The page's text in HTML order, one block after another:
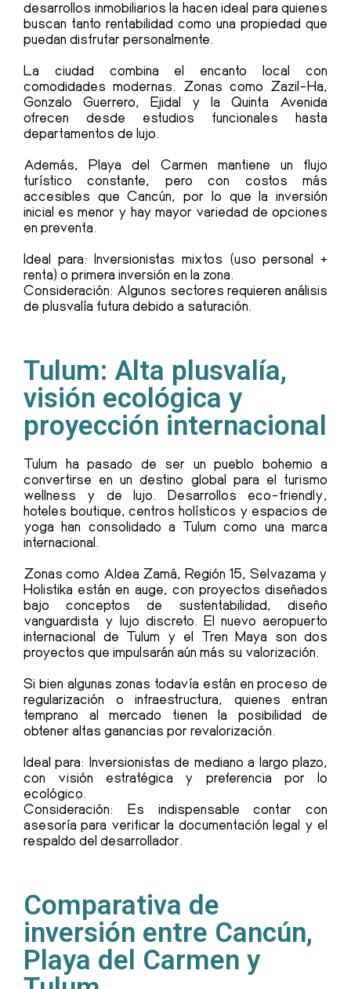
desarrollos inmobiliarios la hacen ideal para quienes
buscan tanto rentabilidad como una propiedad que
puedan disfrutar personalmente.
La ciudad combina el encanto local con
comodidades modernas. Zonas como Zazil-Ha,
Gonzalo Guerrero, Ejidal y la Quinta Avenida
ofrecen desde estudios funcionales hasta
departamentos de lujo.
Además, Playa del Carmen mantiene un flujo
turístico constante, pero con costos más
accesibles que Cancún, por lo que la inversión
inicial es menor y hay mayor variedad de opciones
en preventa.
Ideal para: Inversionistas mixtos (uso personal +
renta) o primera inversión en la zona.
Consideración: Algunos sectores requieren análisis
de plusvalía futura debido a saturación.
Tulum: Alta plusvalía,
visión ecológica y
proyección internacional
Tulum ha pasado de ser un pueblo bohemio a
convertirse en un destino global para el turismo
wellness y de lujo. Desarrollos eco-friendly,
hoteles boutique, centros holísticos y espacios de
yoga han consolidado a Tulum como una marca
internacional.
Zonas como Aldea Zamá, Región 15, Selvazama y
Holistika están en auge, con proyectos diseñados
bajo conceptos de sustentabilidad, diseño
vanguardista y lujo discreto. El nuevo aeropuerto
internacional de Tulum y el Tren Maya son dos
proyectos que impulsarán aún más su valorización.
Si bien algunas zonas todavía están en proceso de
regularización o infraestructura, quienes entran
temprano al mercado tienen la posibilidad de
obtener altas ganancias por revalorización.
Ideal para: Inversionistas de mediano a largo plazo,
con visión estratégica y preferencia por lo
ecológico.
Consideración: Es indispensable contar con
asesoría para verificar la documentación legal y el
respaldo del desarrollador.
Comparativa de
inversión entre Cancún,
Playa del Carmen y